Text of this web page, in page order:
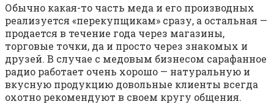
Обычно какая-то часть меда и его производных
реализуется «перекупщикам» сразу, а остальная —
продается в течение года через магазины,
торговые точки, да и просто через знакомых и
друзей. В случае с медовым бизнесом сарафанное
радио работает очень хорошо — натуральную и
вкусную продукцию довольные клиенты всегда
охотно рекомендуют в своем кругу общения.